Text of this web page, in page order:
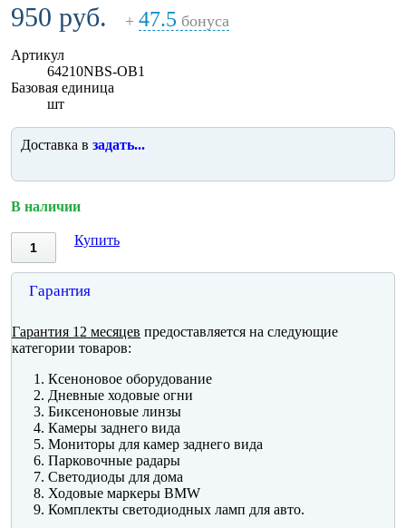
950 руб. + 47.5 бонуса
Артикул
64210NBS-OB1
Базовая единица
шт
Доставка в задать...
В наличии
Купить
Гарантия
Гарантия 12 месяцев предоставляется на следующие
категории товаров:
Ксеноновое оборудование
Дневные ходовые огни
Биксеноновые линзы
Камеры заднего вида
Мониторы для камер заднего вида
Парковочные радары
Светодиоды для дома
Ходовые маркеры BMW
Комплекты светодиодных ламп для авто.